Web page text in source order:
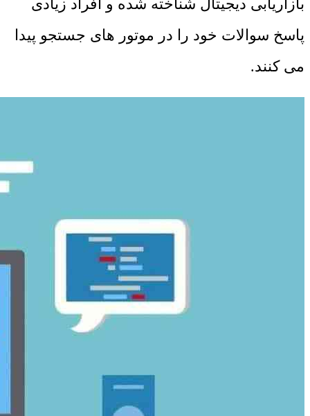
بازاریابی دیجیتال شناخته شده و افراد زیادی
پاسخ سوالات خود را در موتور های جستجو پیدا
می کنند.